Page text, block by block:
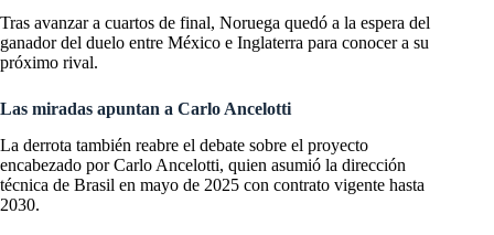
Tras avanzar a cuartos de final, Noruega quedó a la espera del
ganador del duelo entre México e Inglaterra para conocer a su
próximo rival.
Las miradas apuntan a Carlo Ancelotti
La derrota también reabre el debate sobre el proyecto
encabezado por Carlo Ancelotti, quien asumió la dirección
técnica de Brasil en mayo de 2025 con contrato vigente hasta
2030.